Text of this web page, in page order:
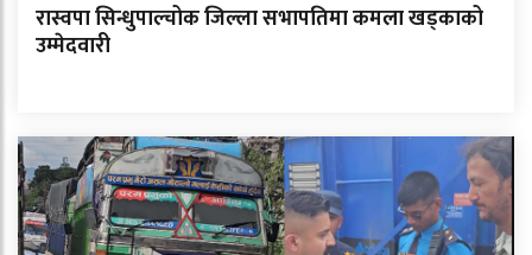
रास्वपा सिन्धुपाल्चोक जिल्ला सभापतिमा कमला खड्काको
उम्मेदवारी